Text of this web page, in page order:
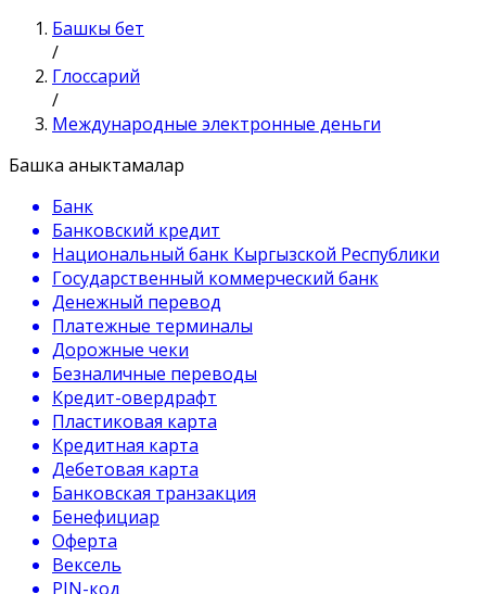
Башкы бет
/
Глоссарий
/
Международные электронные деньги
Башка аныктамалар
Банк
Банковский кредит
Национальный банк Кыргызской Республики
Государственный коммерческий банк
Денежный перевод
Платежные терминалы
Дорожные чеки
Безналичные переводы
Кредит-овердрафт
Пластиковая карта
Кредитная карта
Дебетовая карта
Банковская транзакция
Бенефициар
Оферта
Вексель
PIN-код